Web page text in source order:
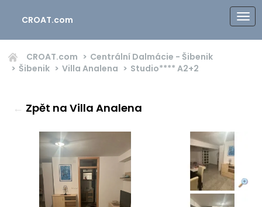
CROAT.com
CROAT.com
Centrální Dalmácie - Šibenik
Šibenik
Villa Analena Studio**** A2+2
← Zpět na Villa Analena